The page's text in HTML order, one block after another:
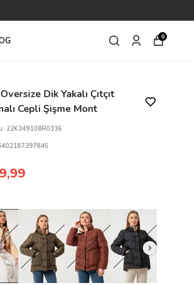
0
Dik Yakalı Çıtçıt
Cepli Şişme Mont
: 22K349108R0336